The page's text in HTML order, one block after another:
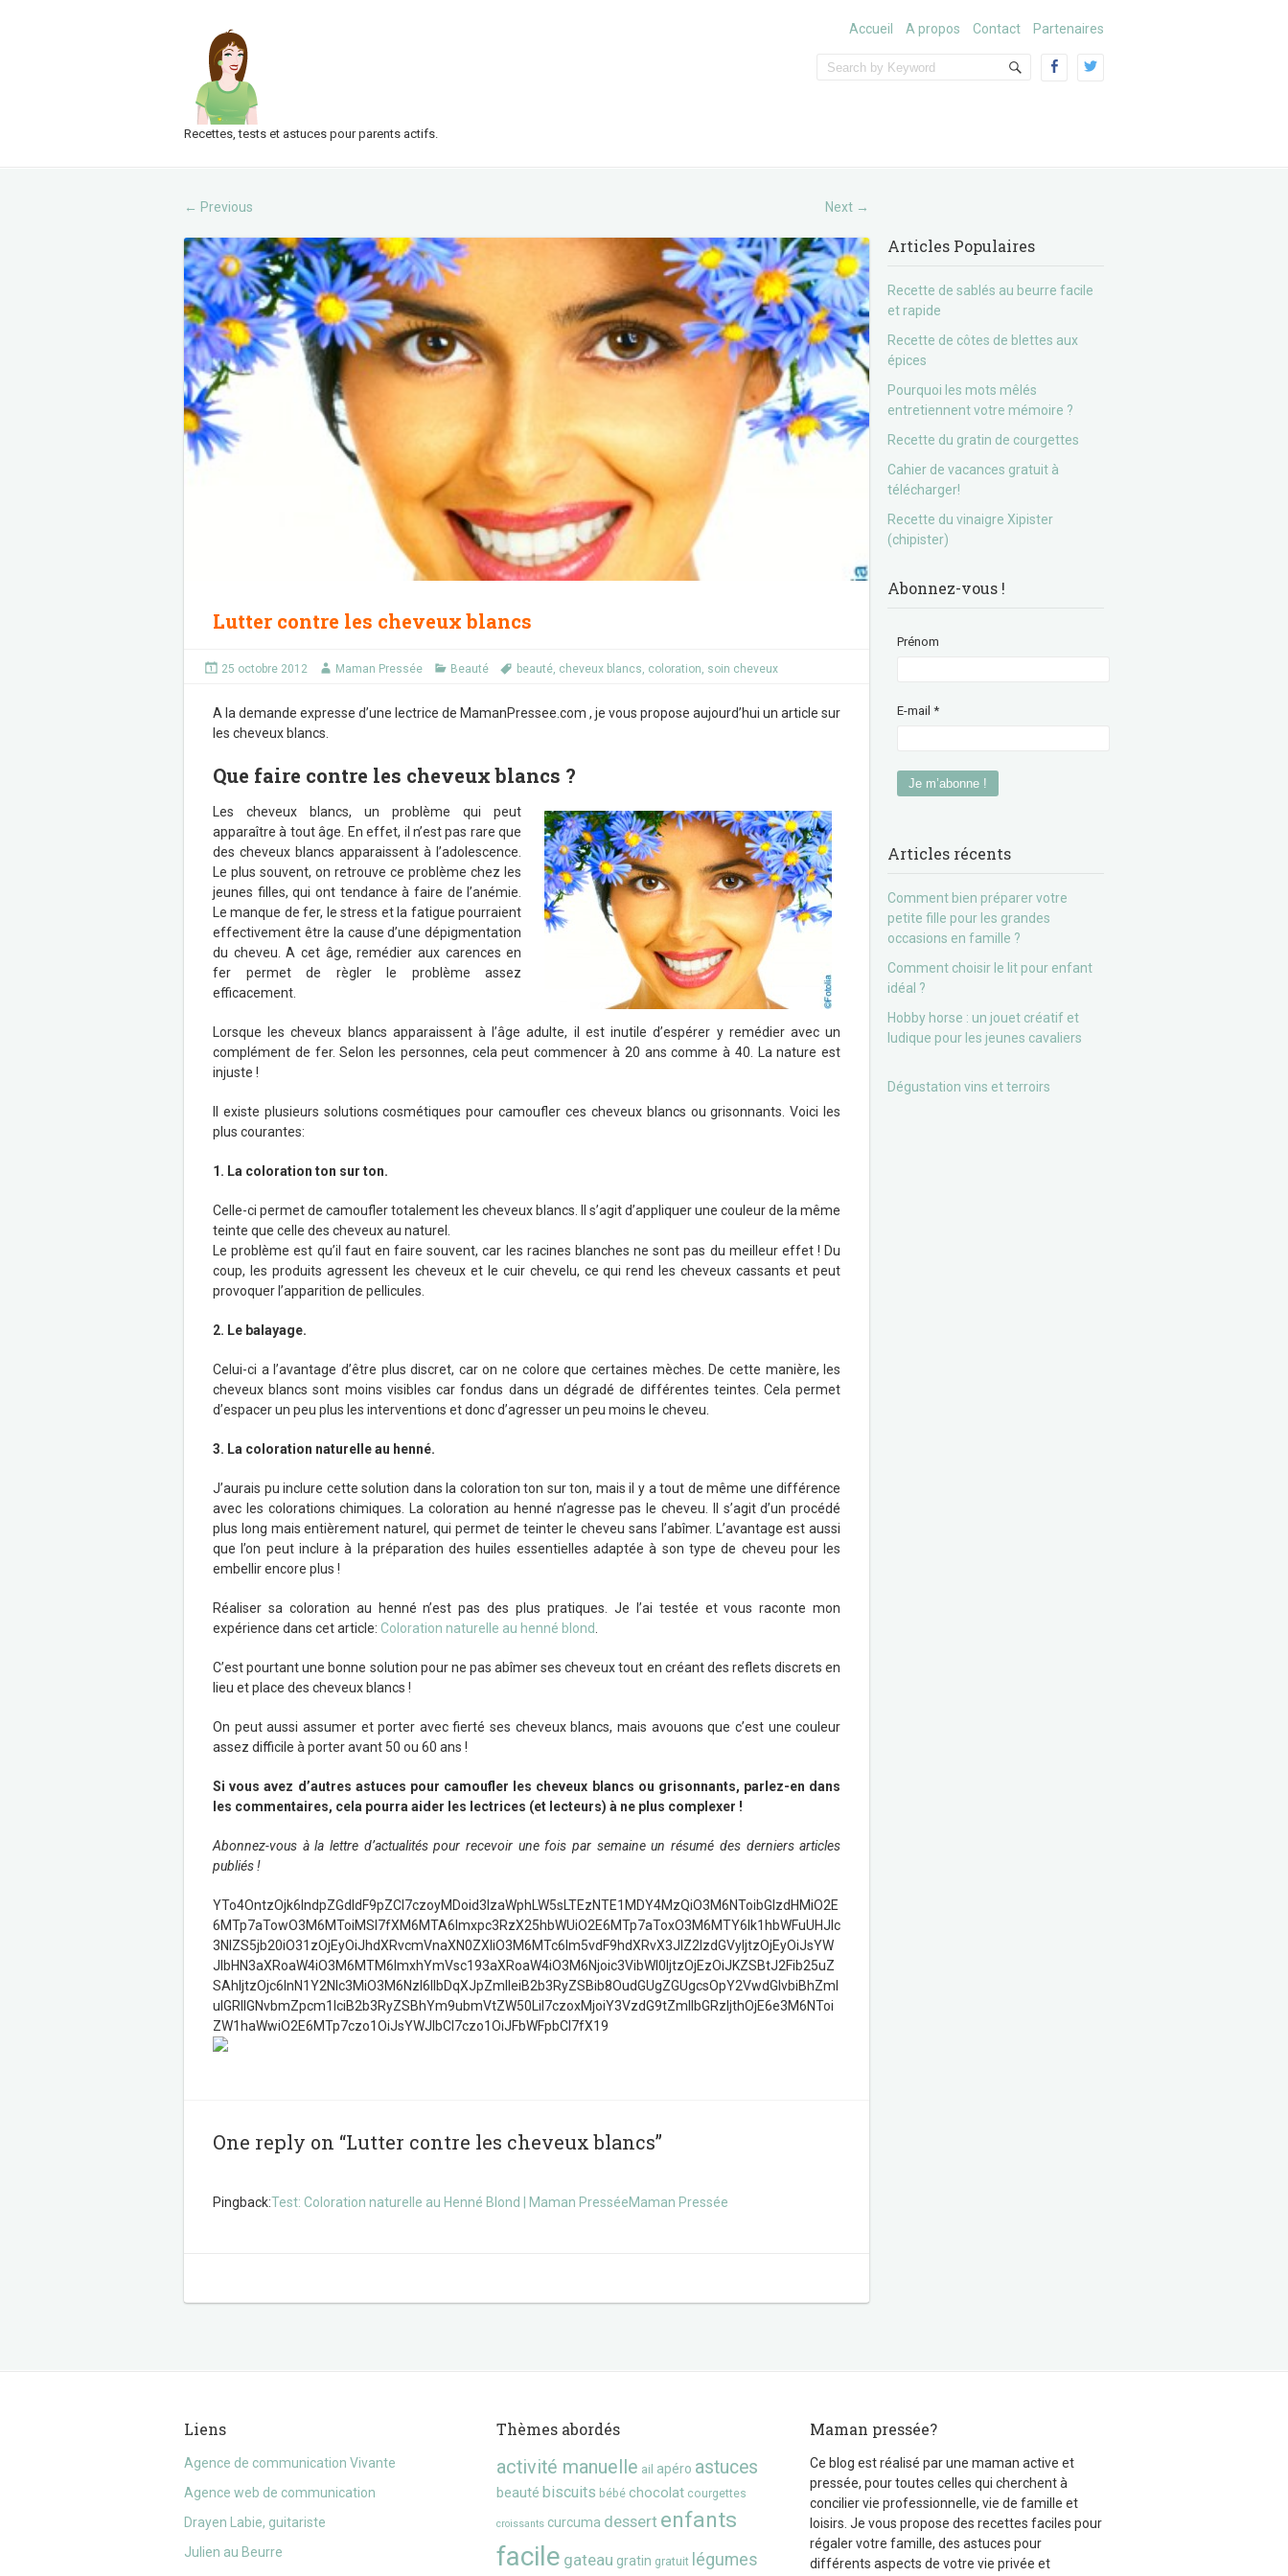
Recettes, tests et astuces pour parents actifs.
Accueil A propos Contact Partenaires
← Previous Next →
Lutter contre les cheveux blancs
25 octobre 2012 Maman Pressée Beauté beauté cheveux blancs coloration soin cheveux
A la demande expresse d’une lectrice de MamanPressee.com , je vous propose aujourd’hui un article sur
les cheveux blancs.
Que faire contre les cheveux blancs ?
Les cheveux blancs, un problème qui peut
apparaître à tout âge. En effet, il n’est pas rare que
des cheveux blancs apparaissent à l’adolescence.
Le plus souvent, on retrouve ce problème chez les
jeunes filles, qui ont tendance à faire de l’anémie.
Le manque de fer, le stress et la fatigue pourraient
effectivement être la cause d’une dépigmentation
du cheveu. A cet âge, remédier aux carences en
fer permet de règler le problème assez
efficacement.
Lorsque les cheveux blancs apparaissent à l’âge adulte, il est inutile d’espérer y remédier avec un
complément de fer. Selon les personnes, cela peut commencer à 20 ans comme à 40. La nature est
injuste !
Il existe plusieurs solutions cosmétiques pour camoufler ces cheveux blancs ou grisonnants. Voici les
plus courantes:
1. La coloration ton sur ton.
Celle-ci permet de camoufler totalement les cheveux blancs. Il s’agit d’appliquer une couleur de la même
teinte que celle des cheveux au naturel.
Le problème est qu’il faut en faire souvent, car les racines blanches ne sont pas du meilleur effet ! Du
coup, les produits agressent les cheveux et le cuir chevelu, ce qui rend les cheveux cassants et peut
provoquer l’apparition de pellicules.
2. Le balayage.
Celui-ci a l’avantage d’être plus discret, car on ne colore que certaines mèches. De cette manière, les
cheveux blancs sont moins visibles car fondus dans un dégradé de différentes teintes. Cela permet
d’espacer un peu plus les interventions et donc d’agresser un peu moins le cheveu.
3. La coloration naturelle au henné.
J’aurais pu inclure cette solution dans la coloration ton sur ton, mais il y a tout de même une différence
avec les colorations chimiques. La coloration au henné n’agresse pas le cheveu. Il s’agit d’un procédé
plus long mais entièrement naturel, qui permet de teinter le cheveu sans l’abîmer. L’avantage est aussi
que l’on peut inclure à la préparation des huiles essentielles adaptée à son type de cheveu pour les
embellir encore plus !
Réaliser sa coloration au henné n’est pas des plus pratiques. Je l’ai testée et vous raconte mon
expérience dans cet article: Coloration naturelle au henné blond
C’est pourtant une bonne solution pour ne pas abîmer ses cheveux tout en créant des reflets discrets en
lieu et place des cheveux blancs !
On peut aussi assumer et porter avec fierté ses cheveux blancs, mais avouons que c’est une couleur
assez difficile à porter avant 50 ou 60 ans !
Si vous avez d’autres astuces pour camoufler les cheveux blancs ou grisonnants, parlez-en dans
les commentaires, cela pourra aider les lectrices (et lecteurs) à ne plus complexer !
Abonnez-vous à la lettre d’actualités pour recevoir une fois par semaine un résumé des derniers articles
publiés !
YTo4OntzOjk6IndpZGdldF9pZCI7czoyMDoid3lzaWphLW5sLTEzNTE1MDY4MzQiO3M6NToibGlzdHMiO2E
6MTp7aTowO3M6MToiMSI7fXM6MTA6Imxpc3RzX25hbWUiO2E6MTp7aToxO3M6MTY6Ik1hbWFuUHJlc
3NlZS5jb20iO31zOjEyOiJhdXRvcmVnaXN0ZXIiO3M6MTc6Im5vdF9hdXRvX3JlZ2lzdGVyIjtzOjEyOiJsYW
JlbHN3aXRoaW4iO3M6MTM6ImxhYmVsc193aXRoaW4iO3M6Njoic3VibWl0IjtzOjEzOiJKZSBtJ2Fib25uZ
SAhIjtzOjc6InN1Y2Nlc3MiO3M6NzI6IlbDqXJpZmlleiB2b3RyZSBib8OudGUgZGUgcsOpY2VwdGlvbiBhZml
uIGRlIGNvbmZpcm1lciB2b3RyZSBhYm9ubmVtZW50LiI7czoxMjoiY3VzdG9tZmllbGRzIjthOjE6e3M6NToi
ZW1haWwiO2E6MTp7czo1OiJsYWJlbCI7czo1OiJFbWFpbCI7fX19
One reply on “Lutter contre les cheveux blancs”
Pingback:Test: Coloration naturelle au Henné Blond | Maman PresséeMaman Pressée
Articles Populaires
Recette de sablés au beurre facile
et rapide
Recette de côtes de blettes aux
épices
Pourquoi les mots mêlés
entretiennent votre mémoire ?
Recette du gratin de courgettes
Cahier de vacances gratuit à
télécharger!
Recette du vinaigre Xipister
(chipister)
Abonnez-vous !
Prénom
E-mail*
Articles récents
Comment bien préparer votre
petite fille pour les grandes
occasions en famille ?
Comment choisir le lit pour enfant
idéal ?
Hobby horse : un jouet créatif et
ludique pour les jeunes cavaliers
Dégustation vins et terroirs
Liens
Agence de communication Vivante
Agence web de communication
Drayen Labie, guitariste
Julien au Beurre
Thèmes abordés
activité manuelle ail apéro astuces
beauté biscuits bébé chocolat courgettes
croissants curcuma dessert enfants
facile gateau gratin gratuit légumes
Maman pressée?
Ce blog est réalisé par une maman active et
pressée, pour toutes celles qui cherchent à
concilier vie professionnelle, vie de famille et
loisirs. Je vous propose des recettes faciles pour
régaler votre famille, des astuces pour
différents aspects de votre vie privée et